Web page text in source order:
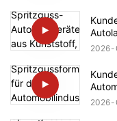
2026
BMW
2026